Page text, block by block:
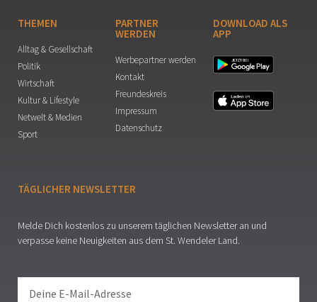
THEMEN
Alltag & Gesellschaft
Politik
Wirtschaft
Kultur & Lifestyle
Netwelt & Medien
Sport
PARTNER
WERDEN
Werbepartner werden
Kontakt
Freundeskreis
Impressum
Datenschutz
DOWNLOAD ALS
APP
TÄGLICHER NEWSLETTER
Melde Dich kostenlos zu unserem täglichen Newsletter an und
verpasse keine Neuigkeiten aus dem St. Wendeler Land.